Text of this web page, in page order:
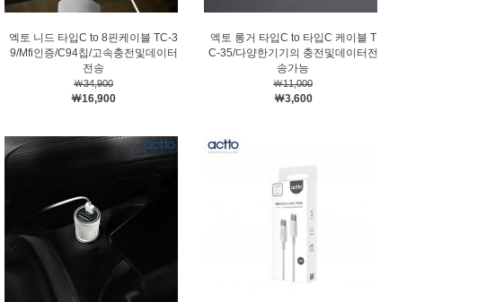
엑토 니드 타입C to 8핀케이블 TC-3
9/Mfi인증/C94칩/고속충전및데이터
전송
￦34,900
￦16,900
엑토 롱거 타입C to 타입C 케이블 T
C-35/다양한기기의 충전및데이터전
송가능
￦11,000
￦3,600